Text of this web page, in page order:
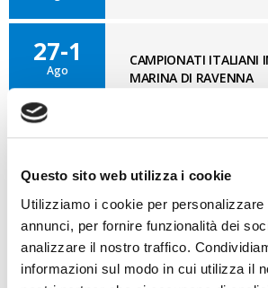
Questo sito web utilizza i cookie
Utilizziamo i cookie per personalizzare
annunci, per fornire funzionalità dei
analizzare il nostro traffico.
informazioni sul modo in cui utilizza il
27-1
Ago
CAMPIONATI ITALIANI
MARINA DI RAVENNA
11-12
CUP - REGGIO CALABRIA
BLOG OPTI GAN